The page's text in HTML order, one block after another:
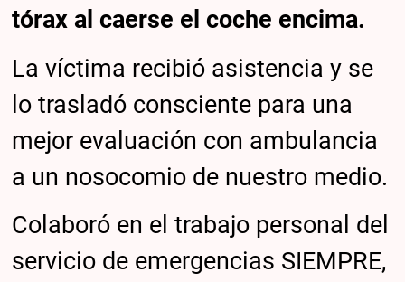
tórax al caerse el coche encima.
La víctima recibió asistencia y se
lo trasladó consciente para una
mejor evaluación con ambulancia
a un nosocomio de nuestro medio.
Colaboró en el trabajo personal del
servicio de emergencias SIEMPRE,